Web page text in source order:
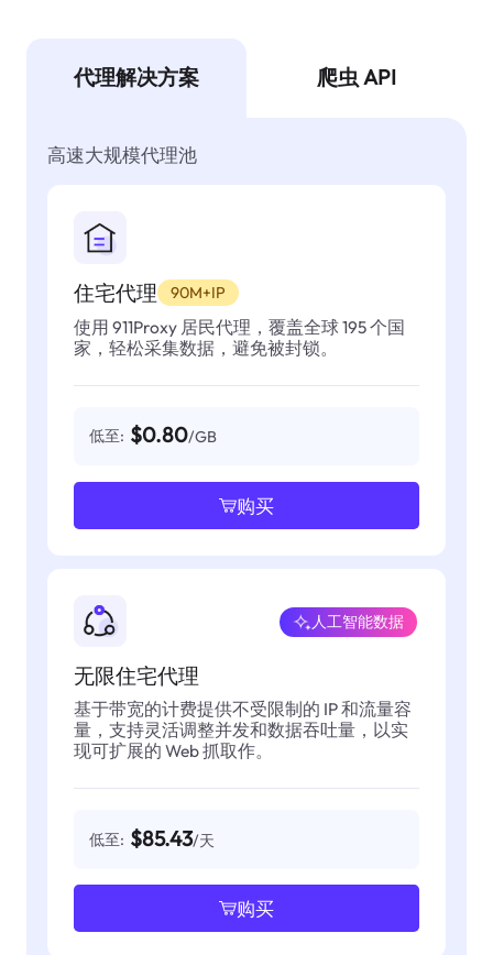
代理解决方案 爬虫 API
高速大规模代理池
住宅代理 90M+IP
使用 911Proxy 居民代理，覆盖全球 195 个国
家，轻松采集数据，避免被封锁。
低至: $0.80/GB
购买
无限住宅代理
人工智能数据
基于带宽的计费提供不受限制的 IP 和流量容
量，支持灵活调整并发和数据吞吐量，以实
现可扩展的 Web 抓取作。
低至: $85.43/天
购买